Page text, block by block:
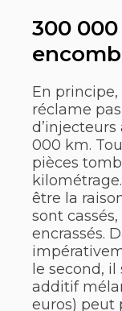
300
En
réclame
000 km.
pièces
être la
sont
encrassés.
le second,
additif
euros) peut